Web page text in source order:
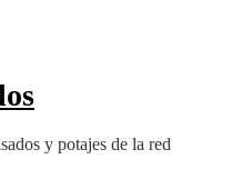
y potajes de la red